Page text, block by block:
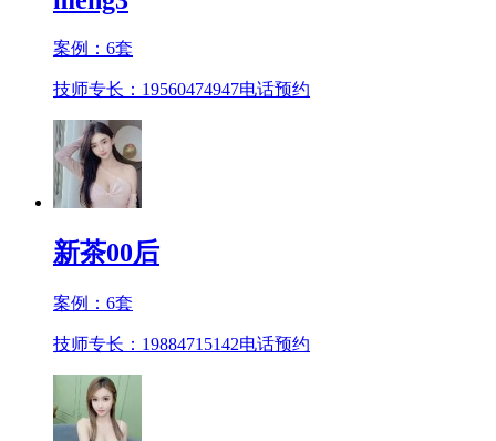
案例： 6套
技师专长：19560474947电话预约
新茶00后
案例： 6套
技师专长：19884715142电话预约